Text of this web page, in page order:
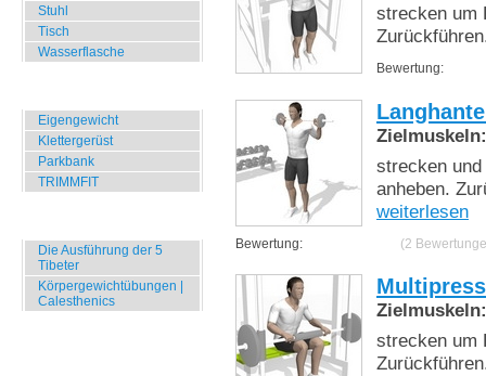
Stuhl
Tisch
Wasserflasche
Eigengewicht
Klettergerüst
Parkbank
TRIMMFIT
Die Ausführung der 5
Tibeter
Körpergewichtübungen |
Calesthenics
strecken um
Bewertung:
Zielmuskeln:
strecken
anheben.
weiterlesen
Bewertung: (2
Zielmuskeln:
strecken um